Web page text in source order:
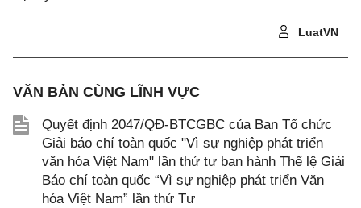
LuatVN
VĂN BẢN CÙNG LĨNH VỰC
Quyết định 2047/QĐ-BTCGBC của Ban Tổ chức
Giải báo chí toàn quốc "Vì sự nghiệp phát triển
văn hóa Việt Nam" lần thứ tư ban hành Thể lệ Giải
Báo chí toàn quốc “Vì sự nghiệp phát triển Văn
hóa Việt Nam” lần thứ Tư